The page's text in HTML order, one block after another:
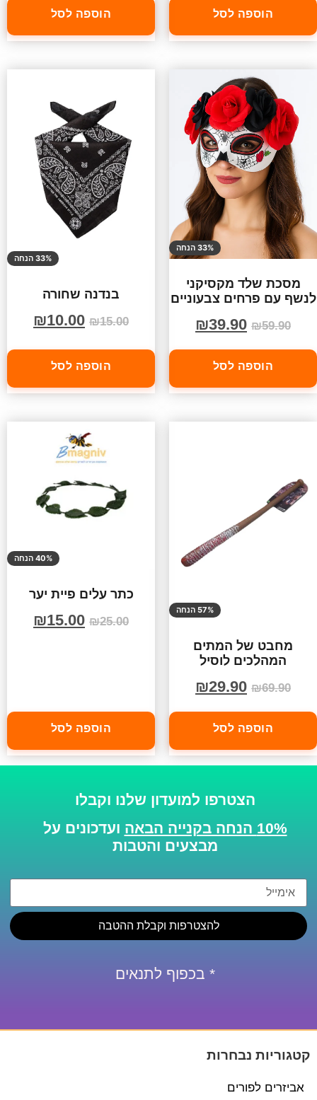
הוספה לסל הוספה לסל
33% הנחה
מסכת שלד מקסיקני
לנשף עם פרחים צבעוניים
₪59.90
₪39.90
הוספה לסל
33% הנחה
בנדנה שחורה
₪15.00
₪10.00
הוספה לסל
57% הנחה
מחבט של המתים
המהלכים לוסיל
₪69.90
₪29.90
הוספה לסל
40% הנחה
כתר עלים פיית יער
₪25.00
₪15.00
הוספה לסל
הצטרפו למועדון שלנו וקבלו
10% הנחה בקנייה הבאה
ועדכונים על
מבצעים והטבות
להצטרפות וקבלת ההטבה
* בכפוף לתנאים
קטגוריות נבחרות
אביזרים לפורים